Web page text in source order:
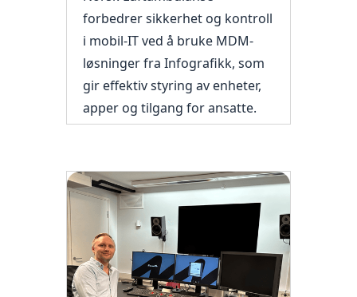
forbedrer sikkerhet og kontroll
i mobil-IT ved å bruke MDM-
løsninger fra Infografikk, som
gir effektiv styring av enheter,
apper og tilgang for ansatte.